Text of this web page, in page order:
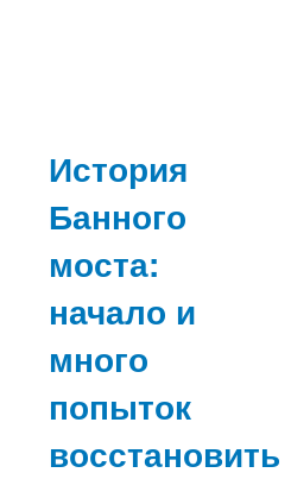
История
Банного
моста:
начало и
много
попыток
восстановить